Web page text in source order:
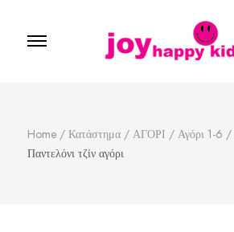
Home / Κατάστημα / ΑΓΟΡΙ / Αγόρι 1-6 /
Παντελόνι τζίν αγόρι